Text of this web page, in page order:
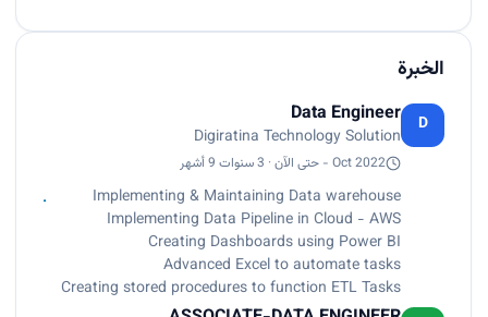
الخبرة
D
Data Engineer
Digiratina Technology Solution
Oct 2022 - حتى الآن · 3 سنوات 9 أشهر
Implementing & Maintaining Data warehouse
Implementing Data Pipeline in Cloud - AWS
Creating Dashboards using Power BI
Advanced Excel to automate tasks
Creating stored procedures to function ETL Tasks